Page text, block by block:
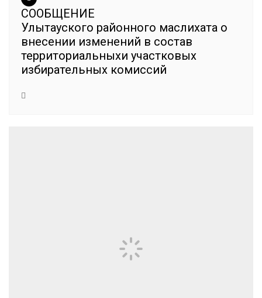
СООБЩЕНИЕ
Улытауского районного маслихата о
внесении изменений в состав
территориальныхи участковых
избирательных комиссий